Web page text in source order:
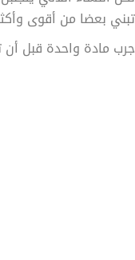
تبني بعضا من أقوى
جرب مادة واحدة قبل